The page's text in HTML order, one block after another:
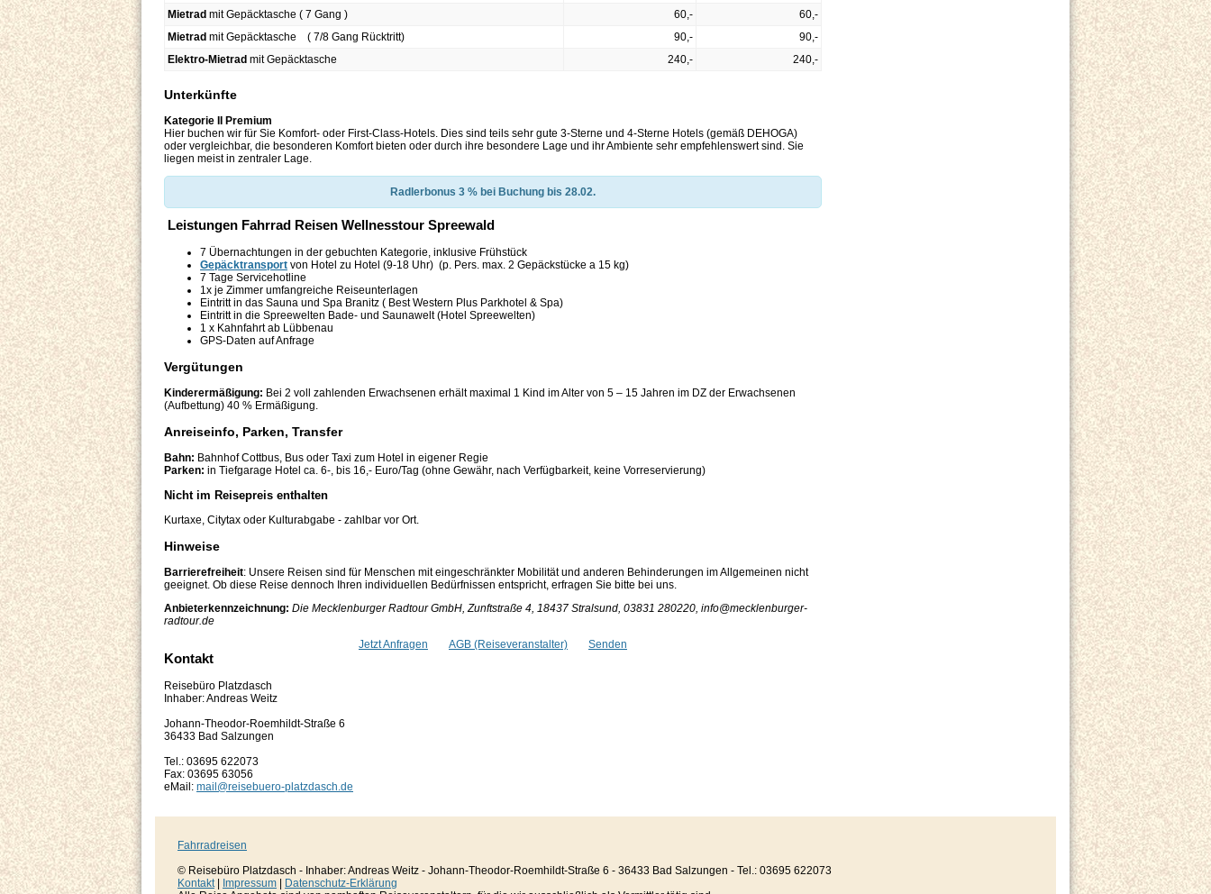
Mietrad mit Gepäcktasche ( 7 Gang ) 60,-
60,-
Mietrad mit Gepäcktasche ( 7/8 Gang Rücktritt) 90,-
90,-
Elektro-Mietrad mit Gepäcktasche 240,- 240,-
Unterkünfte
Kategorie II Premium
Hier buchen wir für Sie Komfort- oder First-Class-Hotels. Dies sind teils sehr gute 3-Sterne und 4-Sterne Hotels (gemäß DEHOGA)
oder vergleichbar, die besonderen Komfort bieten oder durch ihre besondere Lage und ihr Ambiente sehr empfehlenswert sind. Sie
liegen meist in zentraler Lage.
Radlerbonus 3 % bei Buchung bis 28.02.
Leistungen Fahrrad Reisen Wellnesstour Spreewald
7 Übernachtungen in der gebuchten Kategorie, inklusive Frühstück
Gepäcktransport von Hotel zu Hotel (9-18 Uhr) (p. Pers. max. 2 Gepäckstücke a 15 kg)
7 Tage Servicehotline
1x je Zimmer umfangreiche Reiseunterlagen
Eintritt in das Sauna und Spa Branitz ( Best Western Plus Parkhotel & Spa)
Eintritt in die Spreewelten Bade- und Saunawelt (Hotel Spreewelten)
1 x Kahnfahrt ab Lübbenau
GPS-Daten auf Anfrage
Vergütungen
Kinderermäßigung: Bei 2 voll zahlenden Erwachsenen erhält maximal 1 Kind im Alter von 5 – 15 Jahren im DZ der Erwachsenen
(Aufbettung) 40 % Ermäßigung.
Anreiseinfo, Parken, Transfer
Bahn: Bahnhof Cottbus, Bus oder Taxi zum Hotel in eigener Regie
Parken: in Tiefgarage Hotel ca. 6-, bis 16,- Euro/Tag (ohne Gewähr, nach Verfügbarkeit, keine Vorreservierung)
Nicht im Reisepreis enthalten
Kurtaxe, Citytax oder Kulturabgabe - zahlbar vor Ort.
Hinweise
Barrierefreiheit: Unsere Reisen sind für Menschen mit eingeschränkter Mobilität und anderen Behinderungen im Allgemeinen nicht
geeignet. Ob diese Reise dennoch Ihren individuellen Bedürfnissen entspricht, erfragen Sie bitte bei uns.
Anbieterkennzeichnung: Die Mecklenburger Radtour GmbH, Zunftstraße 4, 18437 Stralsund, 03831 280220, info@mecklenburger-
radtour.de
Jetzt Anfragen
AGB (Reiseveranstalter) Senden
Kontakt
Reisebüro Platzdasch
Inhaber: Andreas Weitz
Johann-Theodor-Roemhildt-Straße 6
36433 Bad Salzungen
Tel.: 03695 622073
Fax: 03695 63056
eMail: mail@reisebuero-platzdasch.de
Fahrradreisen
© Reisebüro Platzdasch - Inhaber: Andreas Weitz - Johann-Theodor-Roemhildt-Straße 6 - 36433 Bad Salzungen - Tel.: 03695 622073
Kontakt| Impressum
Datenschutz-Erklärung